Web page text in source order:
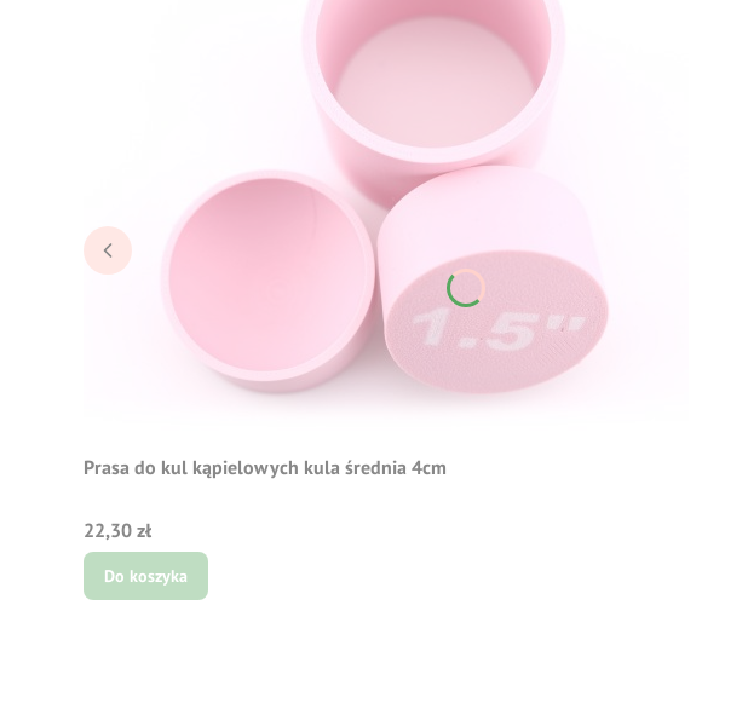
Prasa do kul kąpielowych kula średnia 4cm
Cena
22,30 zł
Do koszyka